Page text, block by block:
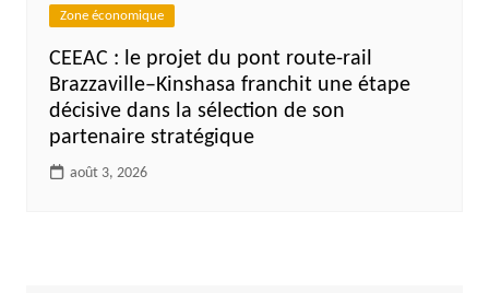
Zone économique
CEEAC : le projet du pont route-rail
Brazzaville–Kinshasa franchit une étape
décisive dans la sélection de son
partenaire stratégique
août 3, 2026